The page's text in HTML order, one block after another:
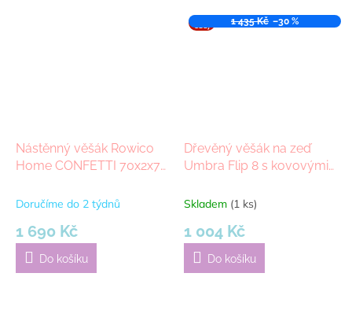
Nástěnný věšák Rowico
Home CONFETTI 70x2x7
Doručíme do 2 týdnů
1 690 Kč
Do košíku
ODEJ
1 435 Kč –30 %
Dřevěný věšák na zeď
Umbra Flip 8 s kovovými
Skladem (1 ks)
1 004 Kč
Do košíku